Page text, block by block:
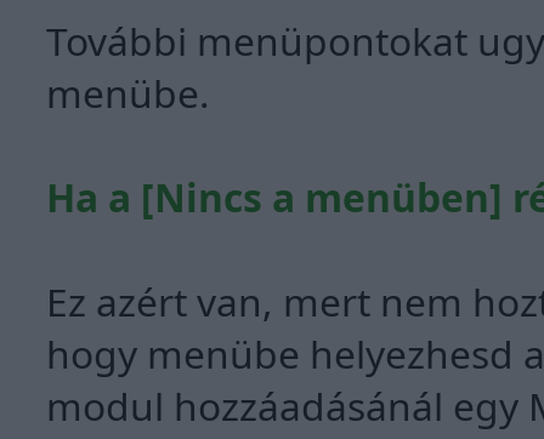
További menüpontokat
menübe.
Ha a [Nincs a menüben]
Ez azért van, mert nem
hogy menübe helyezhesd
modul hozzáadásánál